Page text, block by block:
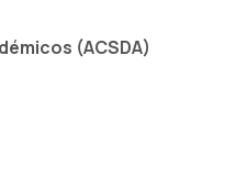
(ACSDA)